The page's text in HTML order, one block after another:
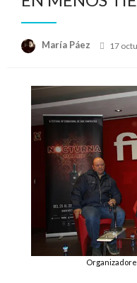
María Páez 17